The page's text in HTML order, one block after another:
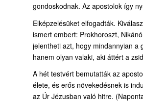
gondoskodnak. Az apostolok így
Elképzelésüket elfogadták.
ismert embert: Prokhoroszt,
jelentheti azt, hogy mindannyian a
hanem olyan valaki, aki áttért a
A hét testvért bemutatták az
élete, és erős növekedésnek is
az Úr Jézusban való hitre.